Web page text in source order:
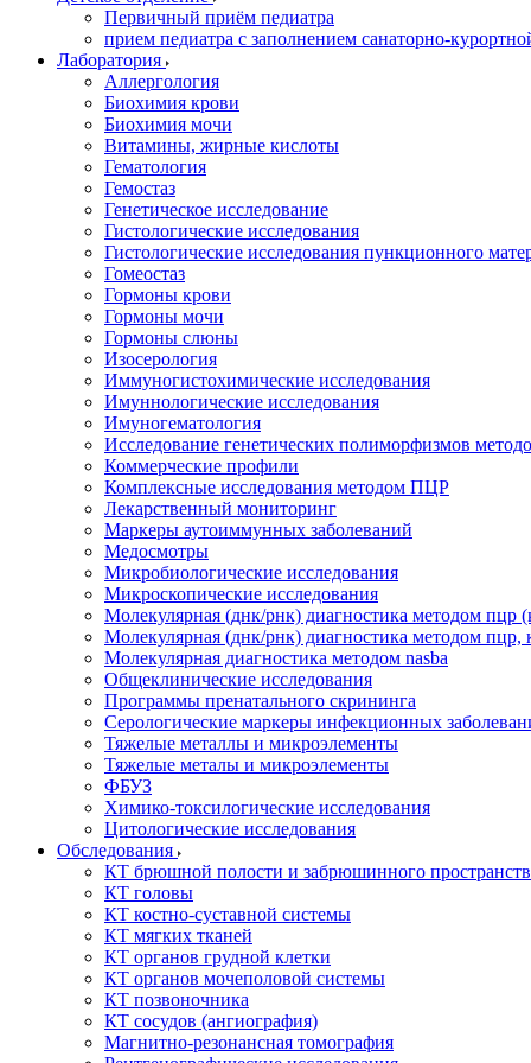
Первичный приём педиатра
прием педиатра с заполнением санаторно-
Лаборатория
Аллергология
Биохимия крови
Биохимия мочи
Витамины, жирные кислоты
Гематология
Гемостаз
Генетическое исследование
Гистологические исследования
Гистологические исследования пункционного
Гомеостаз
Гормоны крови
Гормоны мочи
Гормоны слюны
Изосерология
Иммуногистохимические исследования
Имуннологические исследования
Имуногематология
Исследование генетических полиморфизмов
Коммерческие профили
Комплексные исследования методом ПЦР
Лекарственный мониторинг
Маркеры аутоиммунных заболеваний
Медосмотры
Микробиологические исследования
Микроскопические исследования
Молекулярная (днк/рнк) диагностика методом пцр
Молекулярная (днк/рнк) диагностика методом пцр,
Молекулярная диагностика методом nasba
Общеклинические исследования
Программы пренатального скрининга
Серологические маркеры инфекционных
Тяжелые металлы и микроэлементы
Тяжелые металы и микроэлементы
ФБУЗ
Химико-токсилогические исследования
Цитологические исследования
Обследования
КТ брюшной полости и забрюшинного
КТ головы
КТ костно-суставной системы
КТ мягких тканей
КТ органов грудной клетки
КТ органов мочеполовой системы
КТ позвоночника
КТ сосудов (ангиография)
Магнитно-резонансная томография